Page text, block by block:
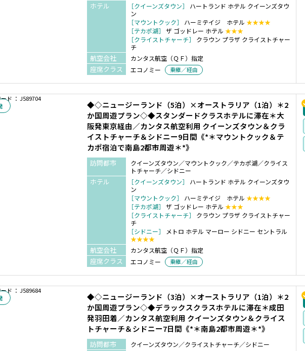
ホテル ［クイーンズタウン］
ハートランド ホテル クイーンズタウ
ン
［マウントクック］
ハーミテイジ ホテル ★★★★
［テカポ湖］
ザ ゴッドレー ホテル ★★★
［クライストチャーチ］
クラウン プラザ クライストチャー
チ
航空会社 カンタス航空（ＱＦ）指定
座席クラス エコノミー 乗継／経由
ド ： J589704
◆◇ニュージーランド（5泊）×オーストラリア（1泊）＊2
か国周遊プラン◇◆スタンダードクラスホテルに滞在＊大
阪発東京経由／カンタス航空利用 クイーンズタウン＆クラ
イストチャーチ＆シドニー9日間《*＊マウントクック＆テ
カポ宿泊で南島2都市周遊＊*》
訪問都市
クイーンズタウン／マウントクック／テカポ湖／クライス
トチャーチ／シドニー
ホテル ［クイーンズタウン］
ハートランド ホテル クイーンズタウ
ン
［マウントクック］
ハーミテイジ ホテル ★★★★
［テカポ湖］
ザ ゴッドレー ホテル ★★★
［クライストチャーチ］
クラウン プラザ クライストチャー
チ
［シドニー］
メトロ ホテル マーロー シドニー セントラル
★★★★
航空会社 カンタス航空（ＱＦ）指定
座席クラス エコノミー 乗継／経由
ド ： J589684
◆◇ニュージーランド（3泊）×オーストラリア（1泊）＊2
か国周遊プラン◇◆デラックスクラスホテルに滞在＊成田
発羽田着／カンタス航空利用 クイーンズタウン＆クライス
トチャーチ＆シドニー7日間《*＊南島2都市周遊＊*》
訪問都市 クイーンズタウン／クライストチャーチ／シドニー